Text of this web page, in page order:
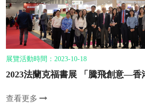
展覽活動時間：2023-10-18
2023法蘭克福書展 「騰飛創意—香
查看更多